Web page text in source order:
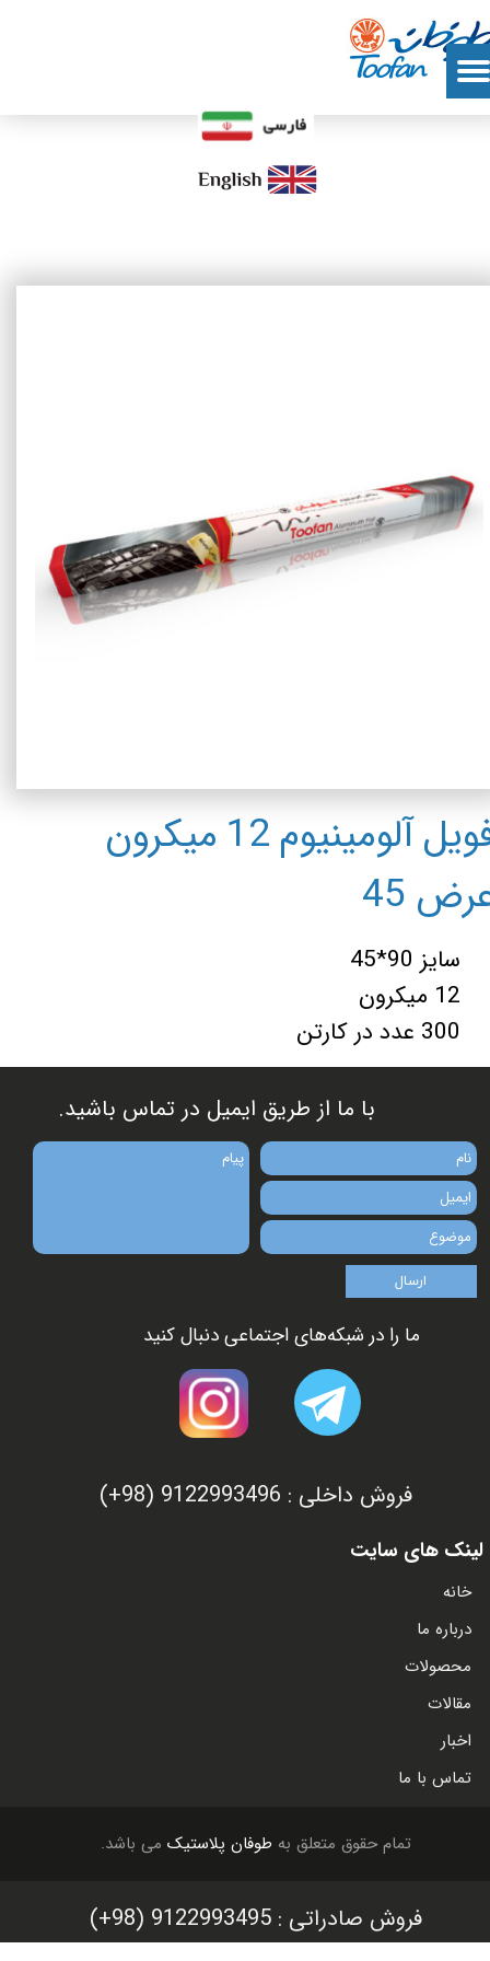
سایز 90*45
12 میکرون
300 عدد در کارتن
فویل آلومینیوم 12 میکرون
45
ما را در شبکه‌های اجتماعی دنبال کنید
لینک های سایت
تمام حقوق متعلق به طوفان پلاستیک می باشد.
ارسال
​​با ما از طریق ایمیل در تماس باشید.
خانه
درباره ما
محصولات
مقالات
اخبار
تماس با ما